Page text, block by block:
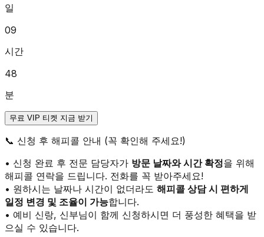
일
09
시간
48
분
무료 VIP 티켓 지금 받기
📞 신청 후 해피콜 안내 (꼭 확인해 주세요!)
• 신청 완료 후 전문 담당자가 방문 날짜와 시간 확정을 위해
해피콜 연락을 드립니다. 전화를 꼭 받아주세요!
• 원하시는 날짜나 시간이 없더라도 해피콜 상담 시 편하게
일정 변경 및 조율이 가능합니다.
• 예비 신랑, 신부님이 함께 신청하시면 더 풍성한 혜택을 받
으실 수 있습니다.